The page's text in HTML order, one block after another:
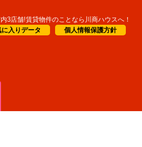
3店舗!賃貸物件のことなら川商ハウスへ！
個人情報保護方針
に入りデータ